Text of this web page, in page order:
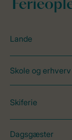
Lande
Skole og erhverv
Skiferie
Dagsgæster